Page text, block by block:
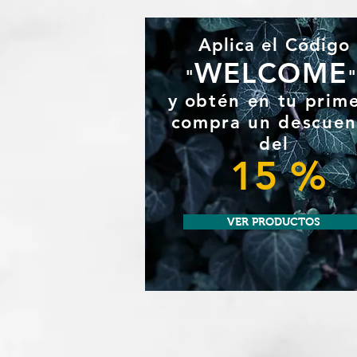
Aplica el Código
"WELCOME"
yobtén en tu
compra un
del
15 %
VER PRODUCTOS